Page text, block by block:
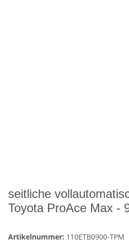
seitliche
Toyota ProAce Max -
Artikelnummer: 110ETB0900-TPM